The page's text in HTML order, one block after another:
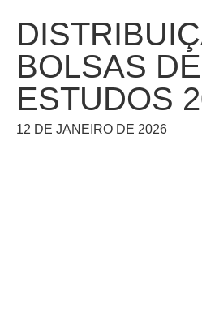
BOLSAS DE
ESTUDOS
12 DE JANEIRO DE 2026